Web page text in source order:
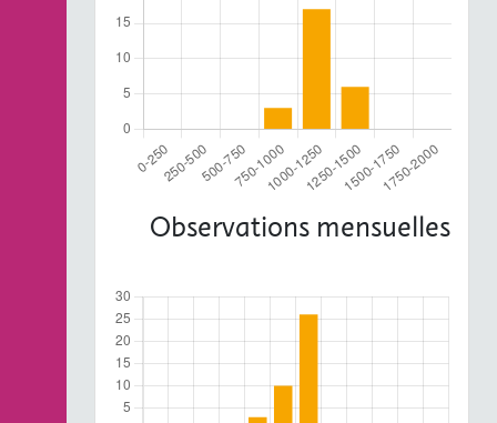
Observations mensuelles